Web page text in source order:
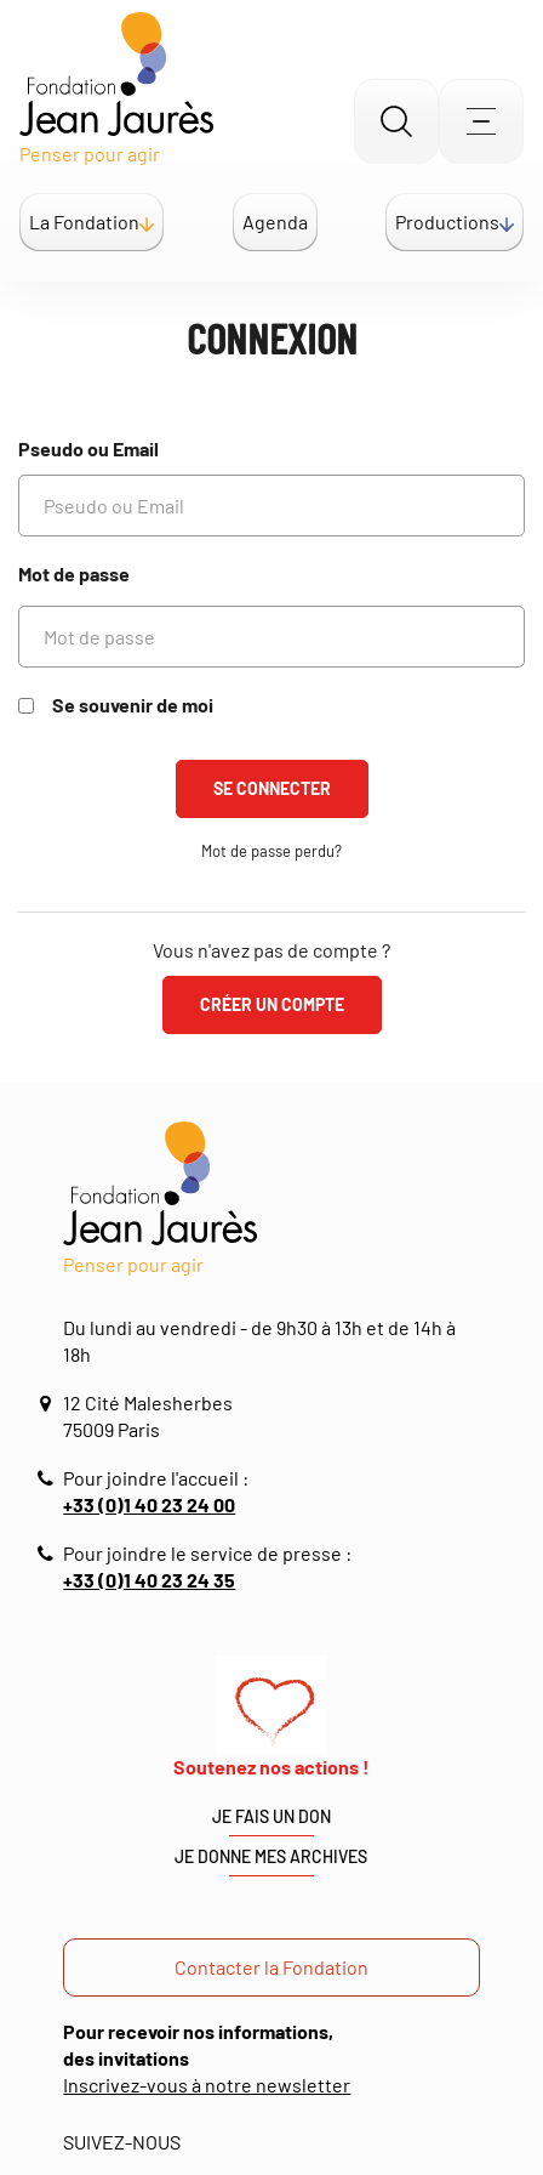
Gestion des traceurs
Penser pour agir
Aller
la
recherche
La Fondation Agenda Productions
CONNEXION
Pseudo ou Email
Mot de passe
Se souvenir de moi
Mot de passe perdu?
Vous n'avez pas de compte ?
CRÉER UN COMPTE
Penser pour agir
Du lundi au vendredi - de 9h30 à 13h et de 14h à
18h
12 Cité Malesherbes
75009 Paris
Pour joindre l'accueil :
+33 (0)1 40 23 24 00
Pour joindre le service de presse :
+33 (0)1 40 23 24 35
Soutenez nos actions !
JE FAIS UN DON
JE DONNE MES ARCHIVES
Contacter la Fondation
Pour recevoir nos informations,
des invitations
Inscrivez-vous à notre newsletter(ouverture
SUIVEZ-NOUS